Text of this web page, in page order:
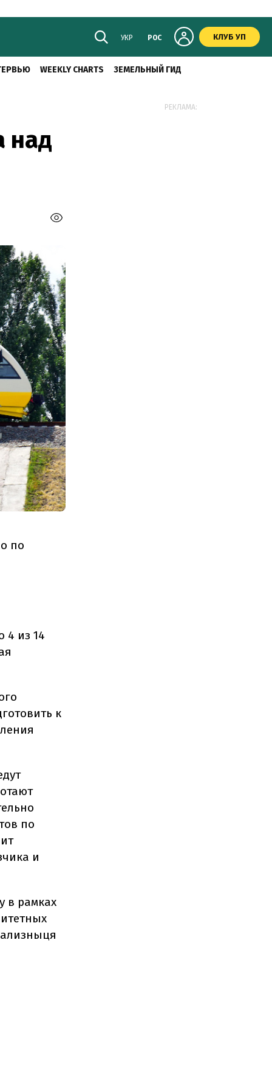
УКР РОС КЛУБ УП
WEEKLY CHARTS ЗЕМЕЛЬНЫЙ ГИД
над
по
4 из 14
к
по
и
в рамках
РЕКЛАМА: